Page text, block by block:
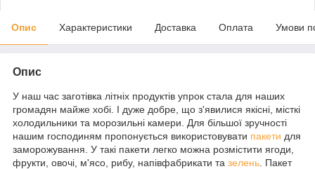
Опис Характеристики Доставка Оплата Умови
Опис
У наш час заготівка літніх продуктів упрок стала для наших
громадян майже хобі. І дуже добре, що з'явилися якісні, місткі
холодильники та морозильні камери. Для більшої зручності
нашим господиням пропонується використовувати пакети для
заморожування. У такі пакети легко можна розмістити ягоди,
фрукти, овочі, м'ясо, рибу, напівфабрикати та зелень . Пакет